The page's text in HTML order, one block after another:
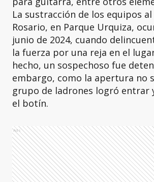
La sustracción de los equipos
Rosario, en Parque Urquiza,
junio de 2024, cuando
la fuerza por una reja en el
hecho, un sospechoso fue
embargo, como la apertura no
grupo de ladrones logró entrar
el botín.
Ads